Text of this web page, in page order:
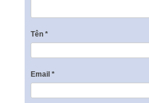
Tên *
Email *